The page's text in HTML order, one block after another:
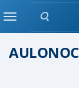
Zoeken
MenuMalawi cichlide